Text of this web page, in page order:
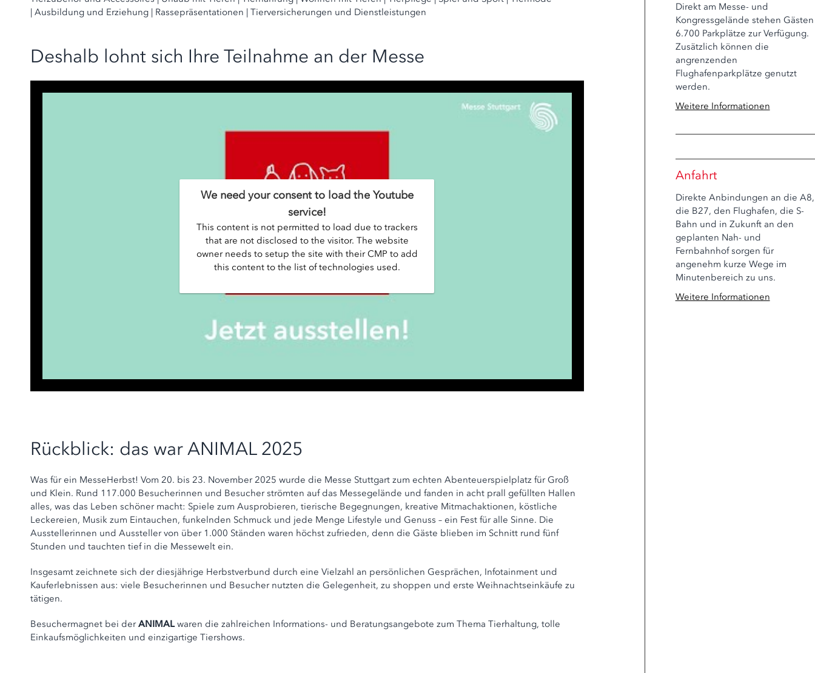
| Ausbildung und Erziehung | Rassepräsentationen | Tierversicherungen und Dienstleistungen
Deshalb lohnt sich Ihre Teilnahme an der Messe
We need your consent to load the Youtube
service!
This content is not permitted to load due to trackers
that are not disclosed to the visitor. The website
owner needs to setup the site with their CMP to add
this content to the list of technologies used.
Rückblick: das war ANIMAL 2025
Was für ein MesseHerbst! Vom 20. bis 23. November 2025 wurde die Messe Stuttgart zum echten Abenteuerspielplatz für Groß
und Klein. Rund 117.000 Besucherinnen und Besucher strömten auf das Messegelände und fanden in acht prall gefüllten Hallen
alles, was das Leben schöner macht: Spiele zum Ausprobieren, tierische Begegnungen, kreative Mitmachaktionen, köstliche
Leckereien, Musik zum Eintauchen, funkelnden Schmuck und jede Menge Lifestyle und Genuss – ein Fest für alle Sinne. Die
Ausstellerinnen und Aussteller von über 1.000 Ständen waren höchst zufrieden, denn die Gäste blieben im Schnitt rund fünf
Stunden und tauchten tief in die Messewelt ein.
Insgesamt zeichnete sich der diesjährige Herbstverbund durch eine Vielzahl an persönlichen Gesprächen, Infotainment und
Kauferlebnissen aus: viele Besucherinnen und Besucher nutzten die Gelegenheit, zu shoppen und erste Weihnachtseinkäufe zu
tätigen.
Besuchermagnet bei derANIMALwaren die zahlreichen Informations- und Beratungsangebote zum Thema Tierhaltung, tolle
Einkaufsmöglichkeiten und einzigartige Tiershows.
Direkt am Messe- und
Kongressgelände stehen Gästen
6.700 Parkplätze zur Verfügung.
Zusätzlich können die
angrenzenden
Flughafenparkplätze genutzt
werden.
Weitere Informationen
Anfahrt
Direkte Anbindungen an die A8,
die B27, den Flughafen, die S-
Bahn und in Zukunft an den
geplanten Nah- und
Fernbahnhof sorgen für
angenehm kurze Wege im
Minutenbereich zu uns.
Weitere Informationen